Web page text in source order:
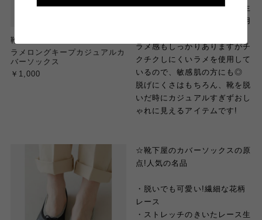
靴下屋
ラメロングキープカジュアルカ
バーソックス
￥1,000
生地の厚みが以前よりも少し生
地薄になりすっきりとした着用
ラメ感もしっかりありますがチ
クチクしにくいラメを使用して
いるので、敏感肌の方にも◎
脱げにくさはもちろん、靴を脱
いだ時にカジュアルすぎずおし
ゃれに見えるアイテムです!
☆靴下屋のカバーソックスの原
点!人気の名品
・脱いでも可愛い!繊細な花柄
レース
・ストレッチのきいたレース生